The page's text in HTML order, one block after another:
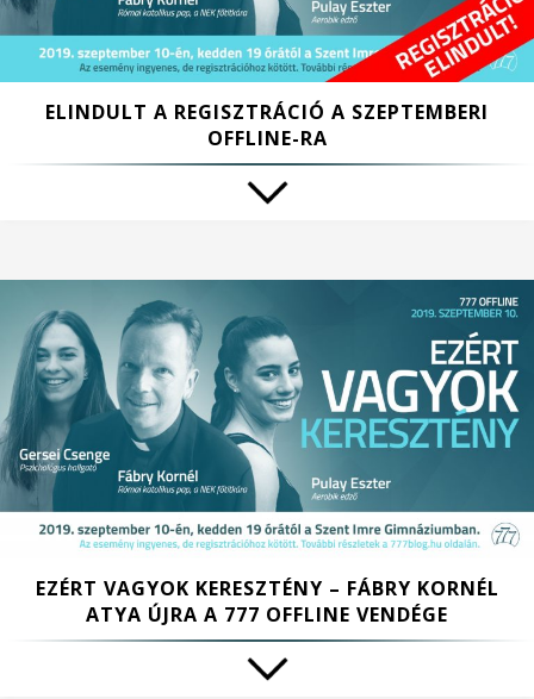
ELINDULT A REGISZTRÁCIÓ A SZEPTEMBERI
OFFLINE-RA
EZÉRT VAGYOK KERESZTÉNY – FÁBRY KORNÉL
ATYA ÚJRA A 777 OFFLINE VENDÉGE